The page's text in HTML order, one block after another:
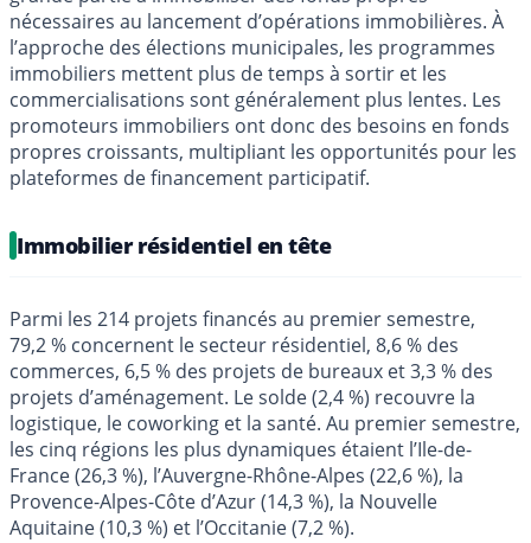
nécessaires au lancement d’opérations immobilières. À
l’approche des élections municipales, les programmes
immobiliers mettent plus de temps à sortir et les
commercialisations sont généralement plus lentes. Les
promoteurs immobiliers ont donc des besoins en fonds
propres croissants, multipliant les opportunités pour les
plateformes de financement participatif.
Immobilier résidentiel en tête
Parmi les 214 projets financés au premier semestre,
79,2 % concernent le secteur résidentiel, 8,6 % des
commerces, 6,5 % des projets de bureaux et 3,3 % des
projets d’aménagement. Le solde (2,4 %) recouvre la
logistique, le coworking et la santé. Au premier semestre,
les cinq régions les plus dynamiques étaient l’Ile-de-
France (26,3 %), l’Auvergne-Rhône-Alpes (22,6 %), la
Provence-Alpes-Côte d’Azur (14,3 %), la Nouvelle
Aquitaine (10,3 %) et l’Occitanie (7,2 %).